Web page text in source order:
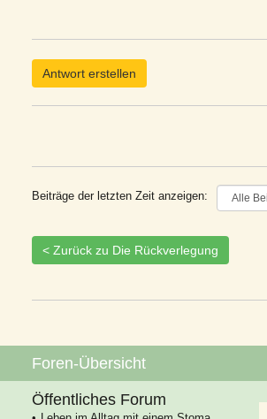
Antwort erstellen
Beiträge der letzten Zeit anzeigen:
< Zurück zu Die Rückverlegung
Foren-Übersicht
Öffentliches Forum